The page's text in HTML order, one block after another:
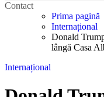
Contact
Prima pagină
Internațional
Donald
lângă Casa
Internațional